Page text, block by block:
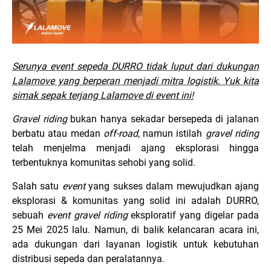
Serunya event sepeda DURRO tidak luput dari dukungan
Lalamove yang berperan menjadi mitra logistik. Yuk kita
simak sepak terjang Lalamove di event ini!
Gravel ridingbukan hanya sekadar bersepeda di jalanan
berbatu atau medan off-road, namun istilah gravel riding
telah menjelma menjadi ajang eksplorasi hingga
terbentuknya komunitas sehobi yang solid.
Salah satu eventyang sukses dalam mewujudkan ajang
eksplorasi & komunitas yang solid ini adalah DURRO,
sebuah event gravel ridingeksploratif yang digelar pada
25 Mei 2025 lalu. Namun, di balik kelancaran acara ini,
ada dukungan dari layanan logistik untuk kebutuhan
distribusi sepeda dan peralatannya.